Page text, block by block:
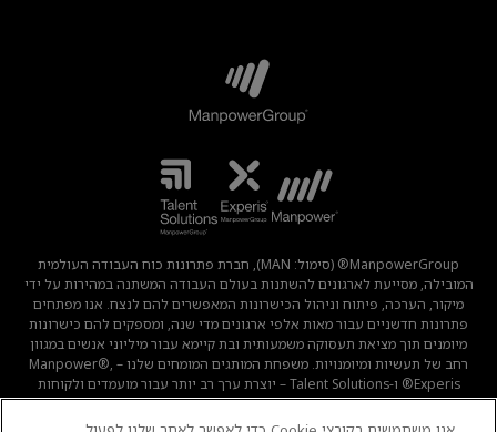
ManpowerGroup® (סימול: MAN), חברת פתרונות כוח העבודה העולמית
המובילה, מסייעת לארגונים להשתנות בעולם העבודה המשתנה במהירות על ידי
מיקור, הערכה, פיתוח וניהול הכישרונות המאפשרים להם לנצח. אנו מפתחים
פתרונות חדשניים עבור מאות אלפי ארגונים מדי שנה, ומספקים להם כישרונות
מיומנים תוך מציאת תעסוקה משמעותית ובת קיימא עבור מיליוני אנשים במגוון
רחב של תעשיות ומיומנויות. משפחת המותגים המומחים שלנו – Manpower®,
Experis® ו-Talent Solutions – יוצרת ערך רב יותר עבור מועמדים ולקוחות
ב-80 מדינות וטריטוריות, ועשתה זאת במשך 70 שנה.